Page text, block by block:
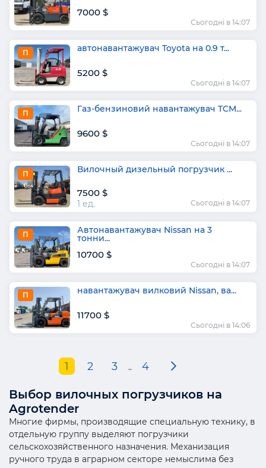
7000 $
Сьогодні в 14:07
П автонавантажувач Toyota на 0.9 т...
5200 $
Сьогодні в 14:07
П Газ-бензиновий навантажувач TCM...
9600 $
Сьогодні в 14:07
П Вилочный дизельный погрузчик ...
7500 $
1 ед. Сьогодні в 14:07
П Автонавантажувач Nissan на 3
тонни...
10700 $
Сьогодні в 14:07
П навантажувач вилковий Nissan, ва...
11700 $
Сьогодні в 14:06
1 2 3 .. 4
Выбор вилочных погрузчиков на
Agrotender
Многие фирмы, производящие специальную технику, в
отдельную группу выделяют погрузчики
сельскохозяйственного назначения. Механизация
ручного труда в аграрном секторе немыслима без